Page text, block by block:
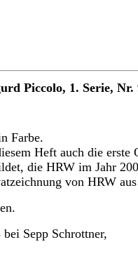
Piccolo, 1. Serie, Nr.
Farbe.
Heft auch die erste
die HRW im Jahr
von HRW
Sepp Schrottner,